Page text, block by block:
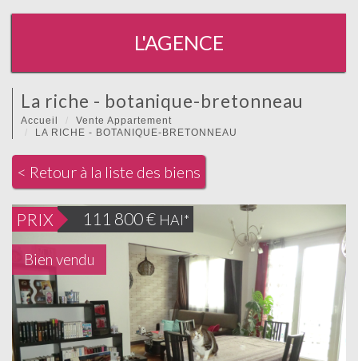
L'AGENCE
la riche - botanique-bretonneau
Accueil
Vente Appartement
LA RICHE - BOTANIQUE-BRETONNEAU
< Retour à la liste des biens
PRIX 111 800€ HAI*
Bien vendu